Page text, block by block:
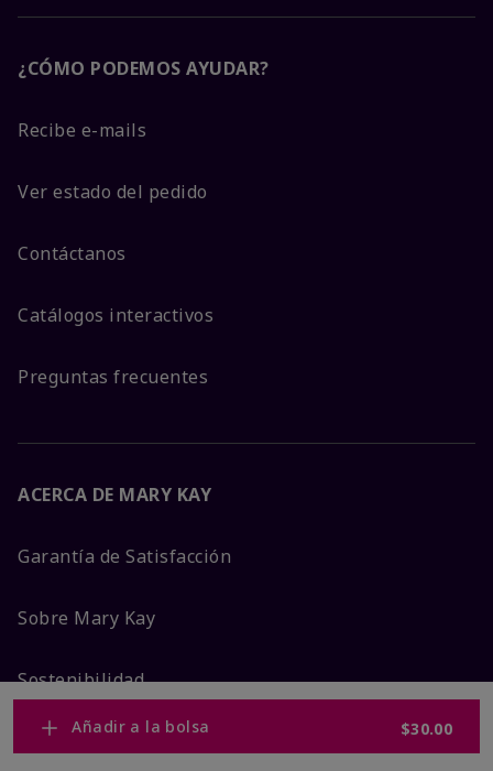
Añadir a la bolsa $30.00
¿CÓMO PODEMOS AYUDAR?
Recibe e-mails
Ver estado del pedido
Contáctanos
Catálogos interactivos
Preguntas frecuentes
ACERCA DE MARY KAY
Garantía de Satisfacción
Sobre Mary Kay
Sostenibilidad
Promesa De Producto